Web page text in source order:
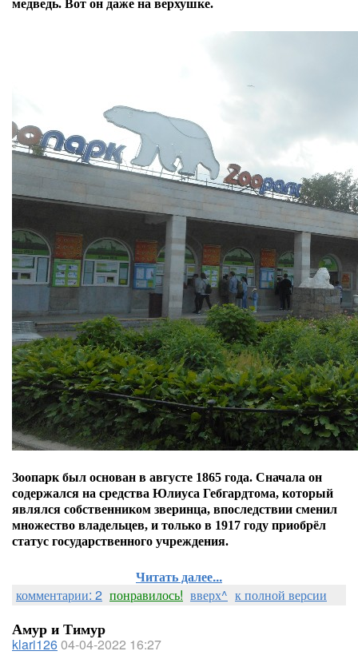
медведь. Вот он даже на верхушке.
Зоопарк был основан в августе 1865 года. Сначала он
содержался на средства Юлиуса Гебгардтома, который
являлся собственником зверинца, впоследствии сменил
множество владельцев, и только в 1917 году приобрёл
статус государственного учреждения.
Читать далее...
комментарии: 2 понравилось! вверх^ к полной версии
Амур и Тимур
klari12604-04-2022 16:27